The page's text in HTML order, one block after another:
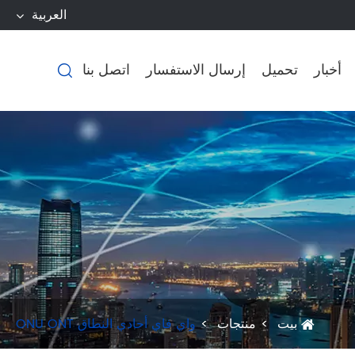
العربية
أخبار تحميل إرسال الاستفسار اتصل بنا 
بيت منتجات واي فاي أحادي النطاق ONU ONT